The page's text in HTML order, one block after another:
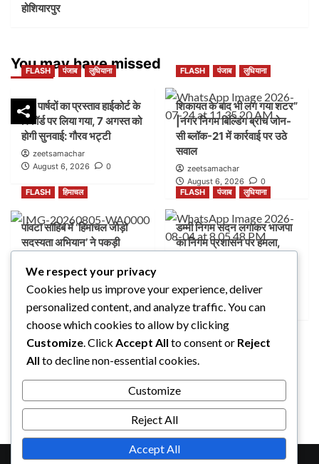
होशियारपुर
You may have missed
FLASH पंजाब लुधियाना
45 पार्षदों का प्रस्ताव हाईकोर्ट के
रिकॉर्ड पर लिया गया, 7 अगस्त को
होगी सुनवाई: गौरव भट्टी
zeetsamachar
August 6, 2026
0
FLASH पंजाब लुधियाना
शिकायत के बाद भी लग गया शटर”
|नगर निगम बिल्डिंग ब्रांच जोन-
सी ब्लॉक-21 में कार्रवाई पर उठे
सवाल
zeetsamachar
August 6, 2026
0
FLASH
हिमाचल
पांवटा साहिब में ‘हिमाचल जोड़ो
सदस्यता अभियान’ ने पकड़ी
की अपील
zeetsamachar1
August 5, 2026
0
FLASH पंजाब लुधियाना
डम्मी निगम सदन लगाकर भाजपा
का निगम प्रशासन पर हमला,
zeetsamachar
August 4, 2026
FLASH
पंजाब लुधियाना
नक्शा भी आया सामने” |
ब्लॉक-37 में 2000 गज की
कथित प्लॉटिंग पर गहराए सवाल
August 4, 2026
0
We respect your privacy
Cookies help us improve your experience, deliver
personalized content, and analyze traffic. You can
choose which cookies to allow by clicking
Customize . Click Accept All to consent or Reject
All to decline non-essential cookies.
Customize
Reject All
Accept All